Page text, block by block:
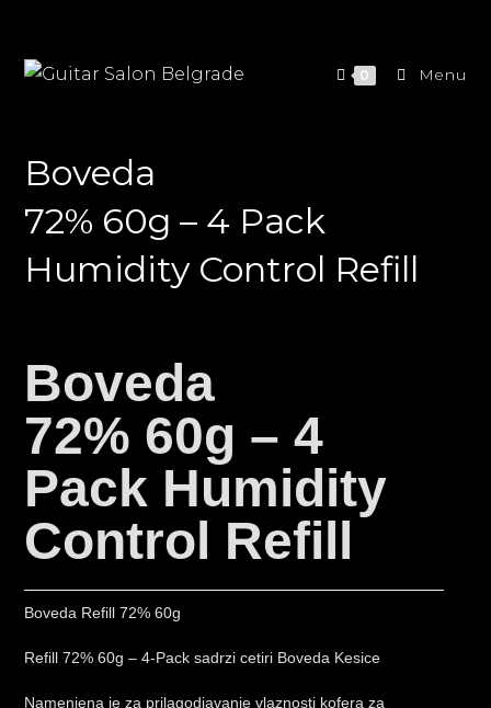
0 Menu
Boveda
72% 60g – 4 Pack
Humidity Control Refill
Boveda
72% 60g – 4
Pack Humidity
Control Refill
Boveda Refill 72% 60g
Refill 72% 60g – 4-Pack sadrzi cetiri Boveda Kesice
Namenjena je za prilagodjavanje vlaznosti kofera za